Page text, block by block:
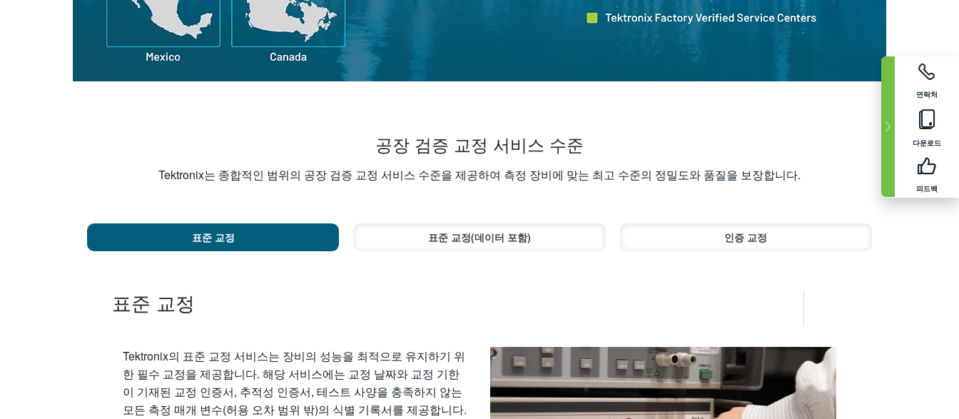
연락처
다운로드
피드백
공장 검증 교정 서비스 수준
Tektronix는 종합적인 범위의 공장 검증 교정 서비스 수준을 제공하여 측정 장비에 맞는 최고 수준의 정밀도와 품질을 보장합니다.
표준 교정 표준 교정(데이터 포함) 인증 교정
표준 교정
Tektronix의 표준 교정 서비스는 장비의 성능을 최적으로 유지하기 위
한 필수 교정을 제공합니다. 해당 서비스에는 교정 날짜와 교정 기한
이 기재된 교정 인증서, 추적성 인증서, 테스트 사양을 충족하지 않는
모든 측정 매개 변수(허용 오차 범위 밖)의 식별 기록서를 제공합니다.